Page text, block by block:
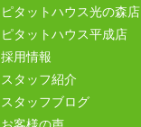
ピタットハウス光の森店
ピタットハウス平成店
採用情報
スタッフ紹介
スタッフブログ